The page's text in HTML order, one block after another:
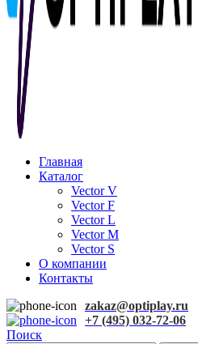
Главная
Каталог
Vector V
Vector F
Vector L
Vector M
Vector S
О компании
Контакты
zakaz@optiplay.ru
+7 (495) 032-72-06
Поиск